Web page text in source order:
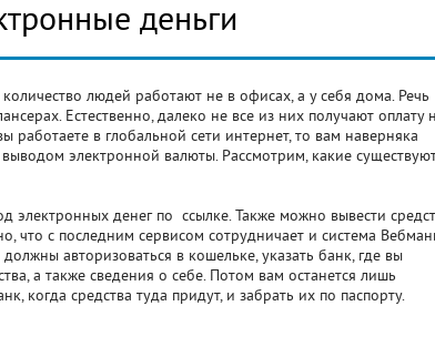
деньги
людей работают не в офисах, а у себя дома. Речь
Естественно, далеко не все из них получают оплату
работаете в глобальной сети интернет, то вам наверняка
выводом электронной валюты. Рассмотрим, какие
электронных денег по ссылке. Также можно вывести
что с последним сервисом сотрудничает и система
авторизоваться в кошельке, указать банк, где вы
а также сведения о себе. Потом вам останется лишь
когда средства туда придут, и забрать их по паспорту.